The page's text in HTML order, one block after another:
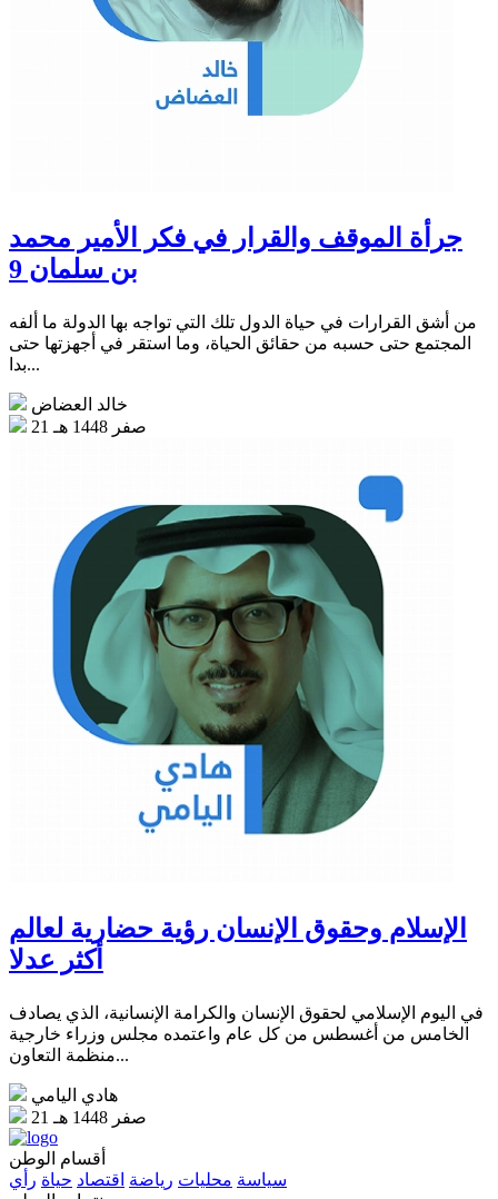
جرأة الموقف والقرار في فكر الأمير محمد
بن سلمان 9
من أشق القرارات في حياة الدول تلك التي تواجه بها الدولة ما ألفه
المجتمع حتى حسبه من حقائق الحياة، وما استقر في أجهزتها حتى
بدا...
خالد العضاض
21 صفر 1448 هـ
الإسلام وحقوق الإنسان رؤية حضارية لعالم
أكثر عدلا
في اليوم الإسلامي لحقوق الإنسان والكرامة الإنسانية، الذي يصادف
الخامس من أغسطس من كل عام واعتمده مجلس وزراء خارجية
منظمة التعاون...
هادي اليامي
21 صفر 1448 هـ
أقسام الوطن
سياسة محليات رياضة اقتصاد حياة رأي